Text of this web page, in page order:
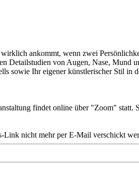
ankommt, wenn zwei
Detailstudien von Augen, Nase, Mund
sowie Ihr eigener künstlerischer Stil
findet online über "Zoom"
Link nicht mehr per E-Mail verschickt